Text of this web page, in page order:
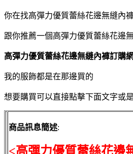
你在找高彈力優質蕾絲花邊無縫內
跟你推薦一個高彈力優質蕾絲花邊
高彈力優質蕾絲花邊無縫內褲訂購
我的服飾都是在那邊買的
想要購買可以直接點擊下面文字或
商品訊息簡述:
<高彈力優質蕾絲花邊